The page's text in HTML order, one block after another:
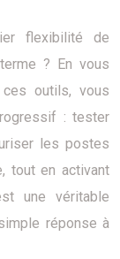
flexibilité de
? En vous
outils, vous
: tester
les postes
tout en activant
une véritable
réponse à